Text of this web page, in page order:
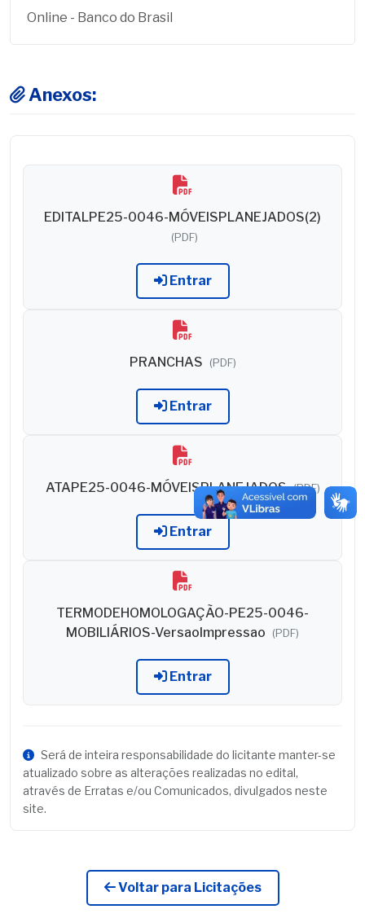
Online - Banco do Brasil
Anexos:
EDITALPE25-0046-MÓVEISPLANEJADOS(2)
(PDF)
Entrar
PRANCHAS (PDF)
Entrar
ATAPE25-0046-MÓVEISPLANEJADOS (PDF)
Entrar
TERMODEHOMOLOGAÇÃO-PE25-0046-
MOBILIÁRIOS-VersaoImpressao
(PDF)
Entrar
Será de inteira responsabilidade do licitante manter-se
atualizado sobre as alterações realizadas no edital,
através de Erratas e/ou Comunicados, divulgados neste
site.
Voltar para Licitações